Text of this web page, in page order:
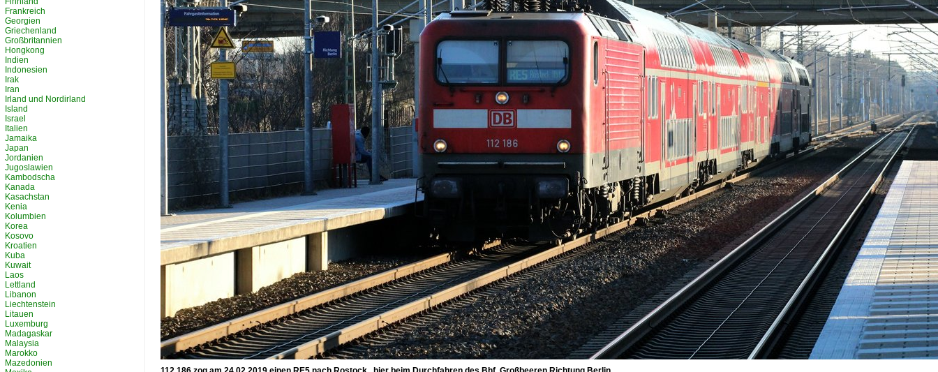
Frankreich
Georgien
Griechenland
Großbritannien
Hongkong
Indien
Indonesien
Irak
Iran
Irland und Nordirland
Island
Israel
Italien
Jamaika
Japan
Jordanien
Jugoslawien
Kambodscha
Kanada
Kasachstan
Kenia
Kolumbien
Korea
Kosovo
Kroatien
Kuba
Kuwait
Laos
Lettland
Libanon
Liechtenstein
Litauen
Luxemburg
Madagaskar
Malaysia
Marokko
Mazedonien